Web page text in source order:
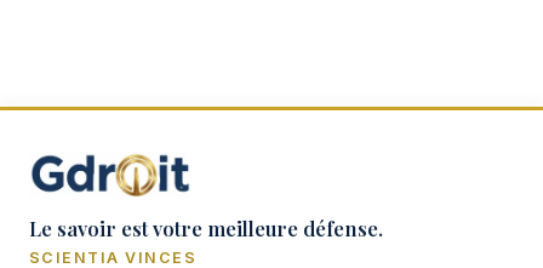
Le savoir est votre meilleure défense.
SCIENTIA VINCES